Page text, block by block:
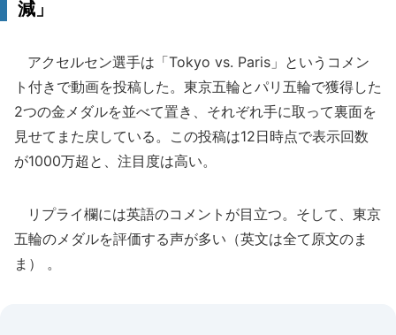
減」
アクセルセン選手は「Tokyo vs. Paris」というコメン
ト付きで動画を投稿した。東京五輪とパリ五輪で獲得した
2つの金メダルを並べて置き、それぞれ手に取って裏面を
見せてまた戻している。この投稿は12日時点で表示回数
が1000万超と、注目度は高い。
リプライ欄には英語のコメントが目立つ。そして、東京
五輪のメダルを評価する声が多い（英文は全て原文のま
ま） 。